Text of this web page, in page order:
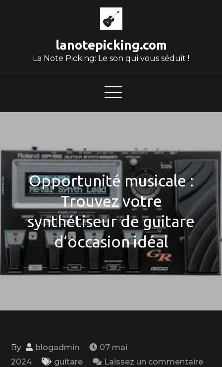
lanotepicking.com
La Note Picking: Le son qui vous séduit !
Opportunité musicale :
Trouvez votre
synthétiseur de guitare
d’occasion idéal
By blogadmin
07 mai
2024
guitare
Laissez un commentaire